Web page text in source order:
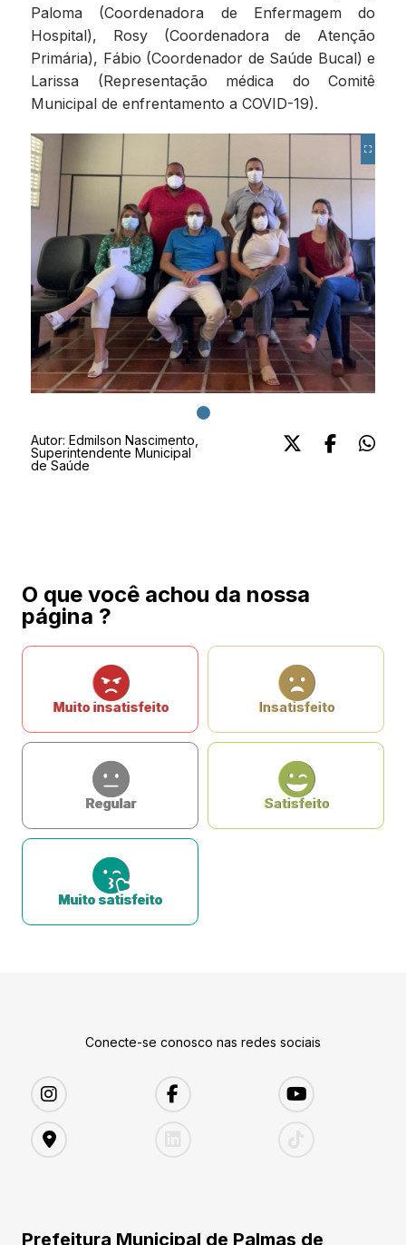
Paloma (Coordenadora de Enfermagem do
Hospital), Rosy (Coordenadora de Atenção
Primária), Fábio (Coordenador de Saúde Bucal) e
Larissa (Representação médica do Comitê
Municipal de enfrentamento a COVID-19).
Autor: Edmilson Nascimento,
Superintendente Municipal
de Saúde
O que você achou da nossa
página ?
Muito insatisfeito Insatisfeito
Regular Satisfeito
Muito satisfeito
Conecte-se conosco nas redes sociais
Prefeitura Municipal de Palmas de